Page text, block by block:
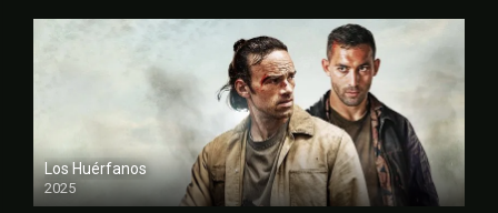
Los Huérfanos
2025
FULL HD